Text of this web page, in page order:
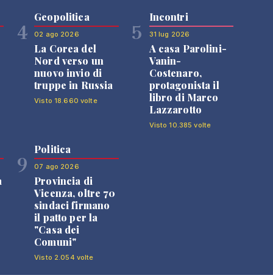
4
Geopolitica
02 ago 2026
La Corea del
Nord verso un
nuovo invio di
truppe in Russia
Visto 18.660 volte
5
Incontri
31 lug 2026
A casa Parolini-
Vanin-
Costenaro,
protagonista il
libro di Marco
Lazzarotto
Visto 10.385 volte
9
Politica
07 ago 2026
Provincia di
Vicenza, oltre 70
sindaci firmano
il patto per la
"Casa dei
Comuni"
Visto 2.054 volte